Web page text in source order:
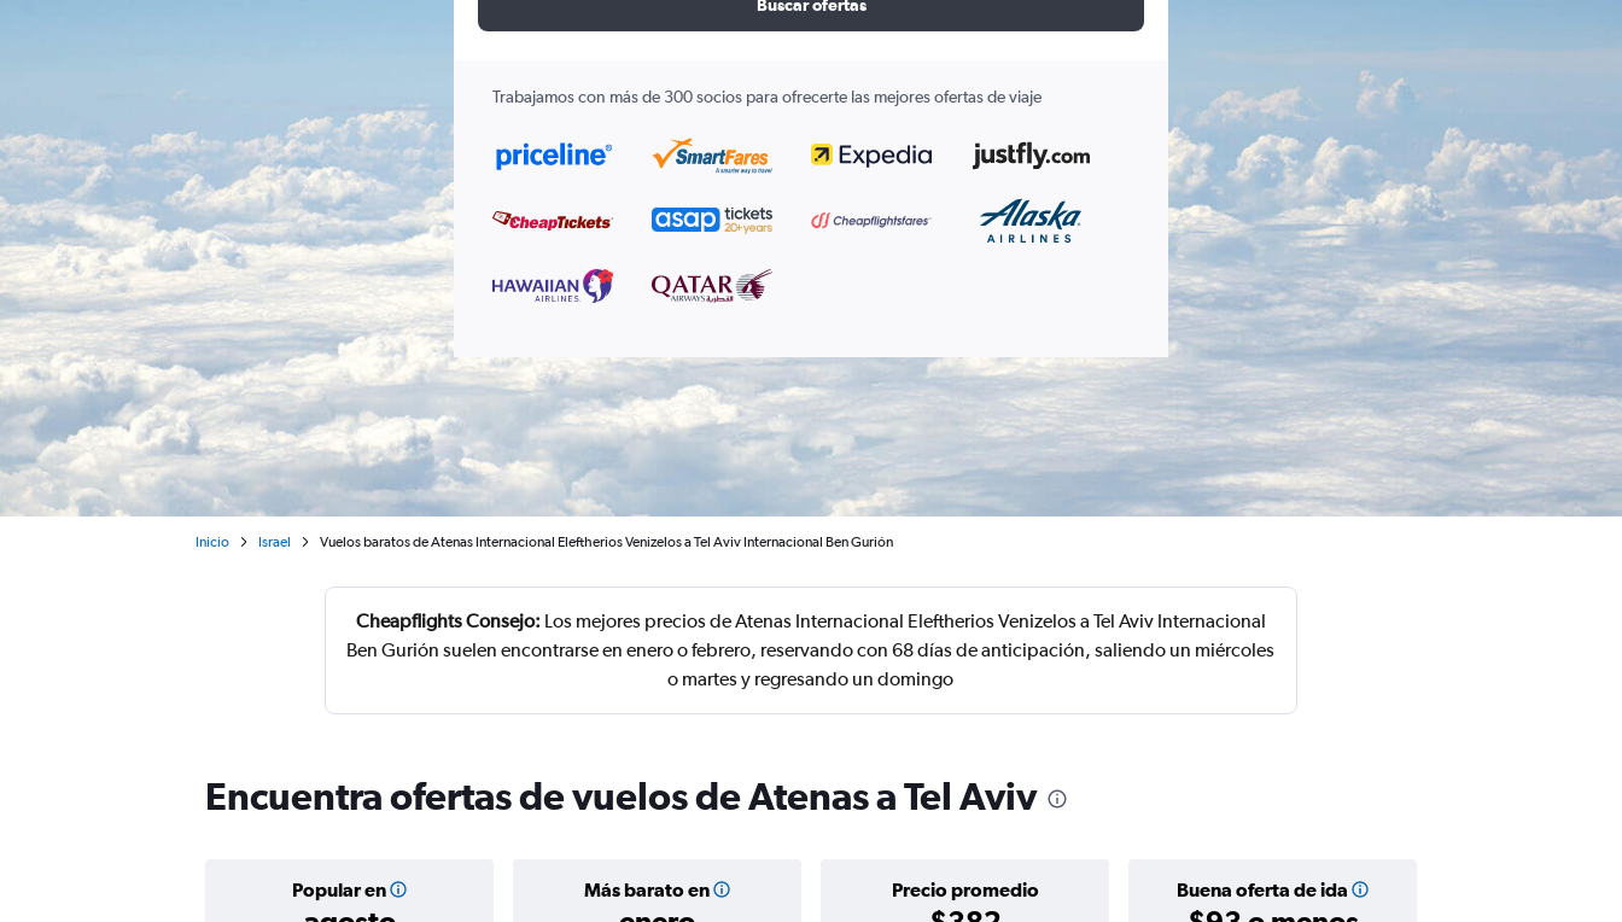
Buscar ofertas
Trabajamos con más de 300 socios para ofrecerte las mejores ofertas de viaje
Inicio Israel Vuelos baratos de Atenas Internacional Eleftherios Venizelos a Tel Aviv Internacional Ben Gurión
Cheapflights Consejo: Los mejores precios de Atenas Internacional Eleftherios Venizelos a Tel Aviv Internacional
Ben Gurión suelen encontrarse en enero o febrero, reservando con 68 días de anticipación, saliendo un miércoles
o martes y regresando un domingo
Encuentra ofertas de vuelos de Atenas a Tel Aviv
Popular en Más barato en Precio promedio Buena oferta de ida